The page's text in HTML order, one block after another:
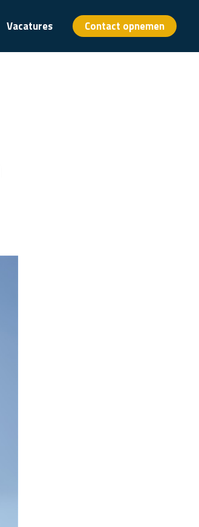
Vacatures Contact opnemen